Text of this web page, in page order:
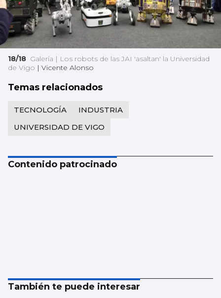
18/18 Galería | Los robots de las JAI 'asaltan' la Universidad
de Vigo | Vicente Alonso
Temas relacionados
TECNOLOGÍA
INDUSTRIA
UNIVERSIDAD DE VIGO
Contenido patrocinado
También te puede interesar